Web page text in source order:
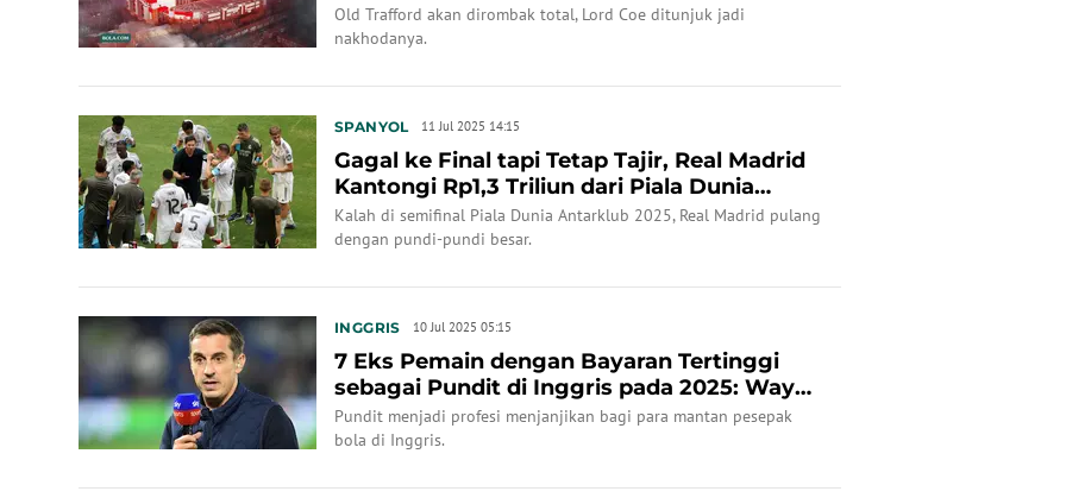
Old Trafford akan dirombak total, Lord Coe ditunjuk jadi
nakhodanya.
SPANYOL 11 Jul 2025 14:15
Gagal ke Final tapi Tetap Tajir, Real Madrid
Kantongi Rp1,3 Triliun dari Piala Dunia
Antar...
Kalah di semifinal Piala Dunia Antarklub 2025, Real Madrid pulang
dengan pundi-pundi besar.
INGGRIS 10 Jul 2025 05:15
7 Eks Pemain dengan Bayaran Tertinggi
sebagai Pundit di Inggris pada 2025: Wayne
Rooney Na...
Pundit menjadi profesi menjanjikan bagi para mantan pesepak
bola di Inggris.